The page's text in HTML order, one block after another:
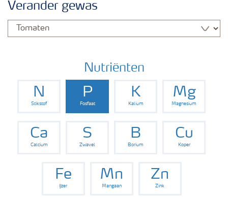
Gewassen
Toolbox
Grow the future
Verander gewas
Nutriënten
N
Stikstof
P
Fosfaat
K
Kalium
Mg
Magnesium
Ca
Calcium
S
Zwavel
B
Borium
Cu
Koper
Fe
IJzer
Mn
Mangaan
Zn
Zink